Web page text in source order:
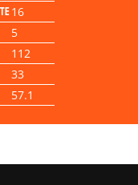
16
5
112
33
57.1